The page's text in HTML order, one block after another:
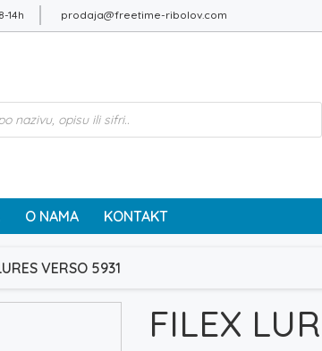
14h prodaja@freetime-ribolov.com
O NAMA KONTAKT
VERSO 5931
FILEX